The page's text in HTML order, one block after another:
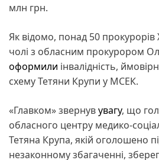
млн грн.
Як відомо, понад 50
чолі з обласним прокурором
оформили інвалідність,
схему Тетяни Крупи у МСЕК.
«Главком» звернувувагу, що
обласного центру медико-
Тетяна Крупа, якій оголошено
незаконному збагаченні,